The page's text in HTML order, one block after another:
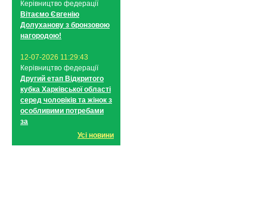
Керівництво федерації
Вітаємо Євгенію
Долуханову з бронзовою
нагородою!
12-07-2026 11:29:43
Керівництво федерації
Другий етап Відкритого
кубка Харківської області
серед чоловіків та жінок з
особливими потребами
за
Усі новини